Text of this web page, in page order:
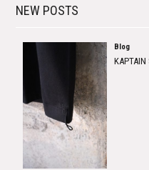
NEW POSTS
Blog